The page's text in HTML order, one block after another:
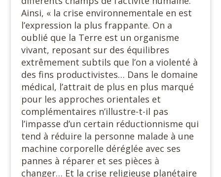
Ainsi, « la crise environnementale en est
l’expression la plus frappante. On a
oublié que la Terre est un organisme
vivant, reposant sur des équilibres
extrêmement subtils que l’on a violenté à
des fins productivistes… Dans le domaine
médical, l’attrait de plus en plus marqué
pour les approches orientales et
complémentaires n’illustre-t-il pas
l’impasse d’un certain réductionnisme qui
tend à réduire la personne malade à une
machine corporelle déréglée avec ses
pannes à réparer et ses pièces à
changer… Et la crise religieuse planétaire